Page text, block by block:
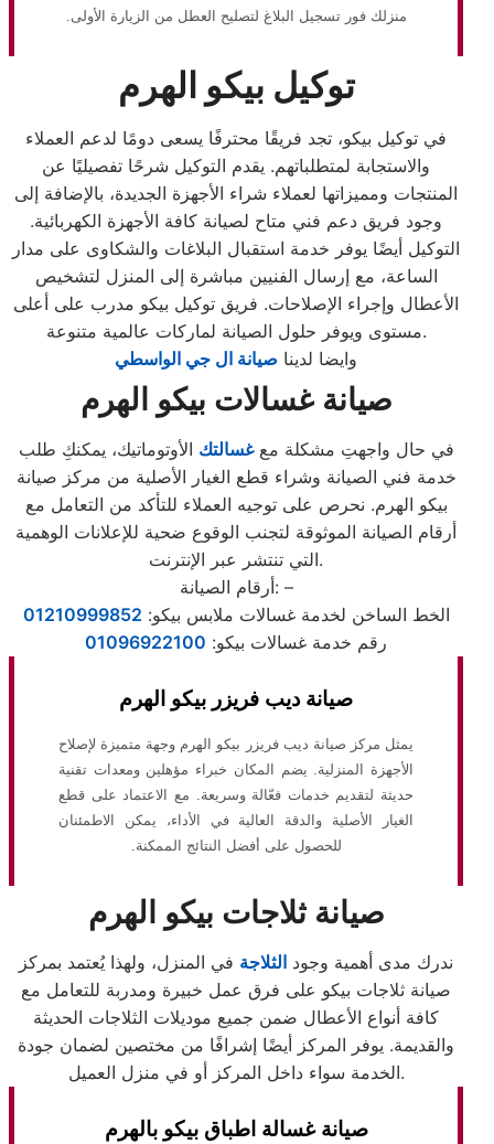
منزلك فور تسجيل البلاغ لتصليح العطل من الزيارة الأولى.
توكيل بيكو الهرم
في توكيل بيكو، تجد فريقًا محترفًا يسعى دومًا لدعم العملاء
والاستجابة لمتطلباتهم. يقدم التوكيل شرحًا تفصيليًا عن
المنتجات ومميزاتها لعملاء شراء الأجهزة الجديدة، بالإضافة إلى
وجود فريق دعم فني متاح لصيانة كافة الأجهزة الكهربائية.
التوكيل أيضًا يوفر خدمة استقبال البلاغات والشكاوى على مدار
الساعة، مع إرسال الفنيين مباشرة إلى المنزل لتشخيص
الأعطال وإجراء الإصلاحات. فريق توكيل بيكو مدرب على أعلى
مستوى ويوفر حلول الصيانة لماركات عالمية متنوعة.
وايضا لدينا صيانة ال جي الواسطي
صيانة غسالات بيكو الهرم
في حال واجهتِ مشكلة معغسالتك الأوتوماتيك، يمكنكِ طلب
خدمة فني الصيانة وشراء قطع الغيار الأصلية من مركز صيانة
بيكو الهرم. نحرص على توجيه العملاء للتأكد من التعامل مع
أرقام الصيانة الموثوقة لتجنب الوقوع ضحية للإعلانات الوهمية
التي تنتشر عبر الإنترنت.
أرقام الصيانة: –
الخط الساخن لخدمة غسالات ملابس بيكو: 01210999852
رقم خدمة غسالات بيكو: 01096922100
صيانة ديب فريزر بيكو الهرم
يمثل مركز صيانة ديب فريزر بيكو الهرم وجهة متميزة لإصلاح
الأجهزة المنزلية. يضم المكان خبراء مؤهلين ومعدات تقنية
حديثة لتقديم خدمات فعّالة وسريعة. مع الاعتماد على قطع
الغيار الأصلية والدقة العالية في الأداء، يمكن الاطمئنان
للحصول على أفضل النتائج الممكنة.
صيانة ثلاجات بيكو الهرم
ندرك مدى أهمية وجود الثلاجة في المنزل، ولهذا يُعتمد بمركز
صيانة ثلاجات بيكو على فرق عمل خبيرة ومدربة للتعامل مع
كافة أنواع الأعطال ضمن جميع موديلات الثلاجات الحديثة
والقديمة. يوفر المركز أيضًا إشرافًا من مختصين لضمان جودة
الخدمة سواء داخل المركز أو في منزل العميل.
صيانة غسالة اطباق بيكو بالهرم